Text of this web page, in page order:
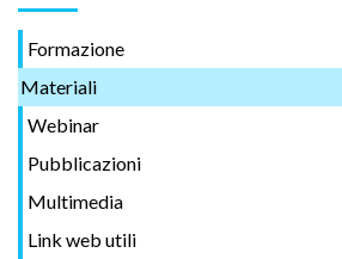
Formazione
Materiali
Webinar
Pubblicazioni
Multimedia
Link web utili